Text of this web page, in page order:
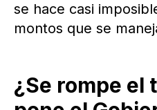
se hace casi
montos que se
¿Se rompe el